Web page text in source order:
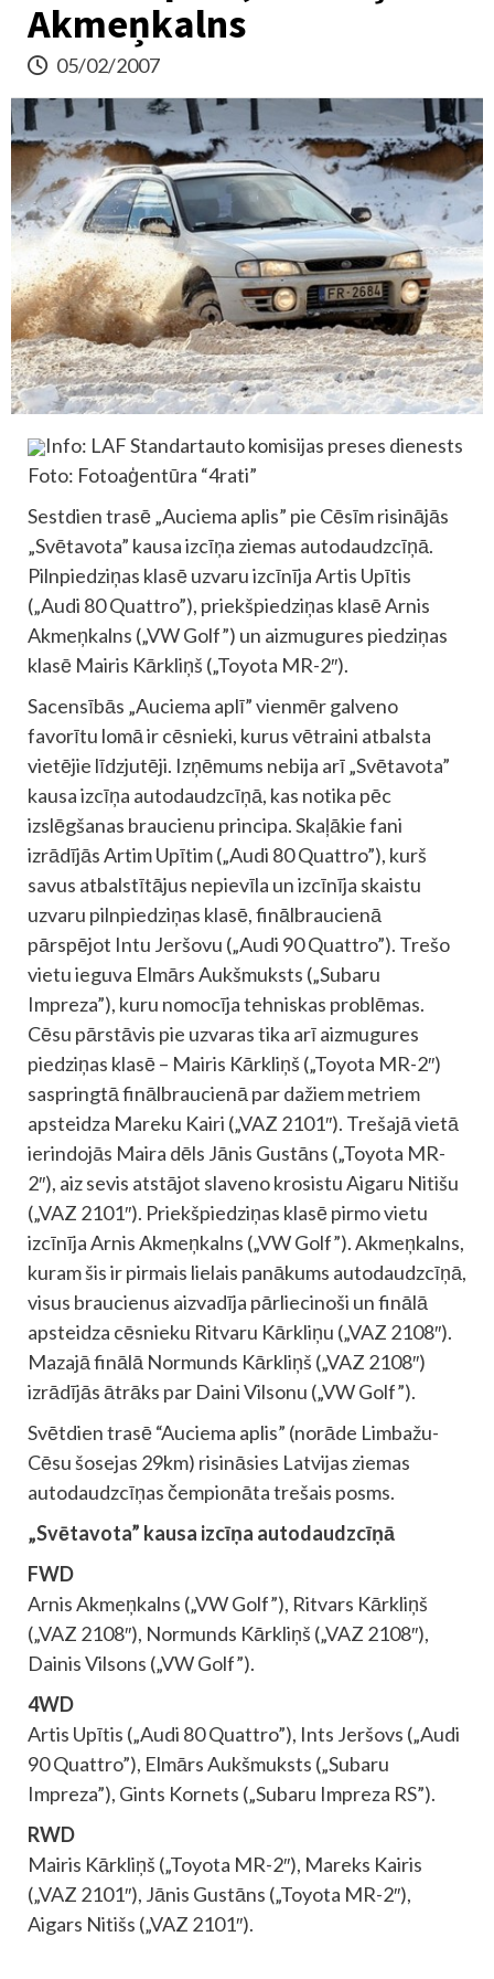
Akmeņkalns
05/02/2007
Info: LAF Standartauto komisijas preses dienests
Foto: Fotoaģentūra “4rati”
Sestdien trasē „Auciema aplis” pie Cēsīm risinājās
„Svētavota” kausa izcīņa ziemas autodaudzcīņā.
Pilnpiedziņas klasē uzvaru izcīnīja Artis Upītis
(„Audi 80 Quattro”), priekšpiedziņas klasē Arnis
Akmeņkalns („VW Golf”) un aizmugures piedziņas
klasē Mairis Kārkliņš („Toyota MR-2″).
Sacensībās „Auciema aplī” vienmēr galveno
favorītu lomā ir cēsnieki, kurus vētraini atbalsta
vietējie līdzjutēji. Izņēmums nebija arī „Svētavota”
kausa izcīņa autodaudzcīņā, kas notika pēc
izslēgšanas braucienu principa. Skaļākie fani
izrādījās Artim Upītim („Audi 80 Quattro”), kurš
savus atbalstītājus nepievīla un izcīnīja skaistu
uzvaru pilnpiedziņas klasē, finālbraucienā
pārspējot Intu Jeršovu („Audi 90 Quattro”). Trešo
vietu ieguva Elmārs Aukšmuksts („Subaru
Impreza”), kuru nomocīja tehniskas problēmas.
Cēsu pārstāvis pie uzvaras tika arī aizmugures
piedziņas klasē – Mairis Kārkliņš („Toyota MR-2″)
saspringtā finālbraucienā par dažiem metriem
apsteidza Mareku Kairi („VAZ 2101″). Trešajā vietā
ierindojās Maira dēls Jānis Gustāns („Toyota MR-
2″), aiz sevis atstājot slaveno krosistu Aigaru Nitišu
(„VAZ 2101″). Priekšpiedziņas klasē pirmo vietu
izcīnīja Arnis Akmeņkalns („VW Golf”). Akmeņkalns,
kuram šis ir pirmais lielais panākums autodaudzcīņā,
visus braucienus aizvadīja pārliecinoši un finālā
apsteidza cēsnieku Ritvaru Kārkliņu („VAZ 2108″).
Mazajā finālā Normunds Kārkliņš („VAZ 2108″)
izrādījās ātrāks par Daini Vilsonu („VW Golf”).
Svētdien trasē “Auciema aplis” (norāde Limbažu-
Cēsu šosejas 29km) risināsies Latvijas ziemas
autodaudzcīņas čempionāta trešais posms.
„Svētavota” kausa izcīņa autodaudzcīņā
FWD
Arnis Akmeņkalns („VW Golf”), Ritvars Kārkliņš
(„VAZ 2108″), Normunds Kārkliņš („VAZ 2108″),
Dainis Vilsons („VW Golf”).
4WD
Artis Upītis („Audi 80 Quattro”), Ints Jeršovs („Audi
90 Quattro”), Elmārs Aukšmuksts („Subaru
Impreza”), Gints Kornets („Subaru Impreza RS”).
RWD
Mairis Kārkliņš („Toyota MR-2″), Mareks Kairis
(„VAZ 2101″), Jānis Gustāns („Toyota MR-2″),
Aigars Nitišs („VAZ 2101″).